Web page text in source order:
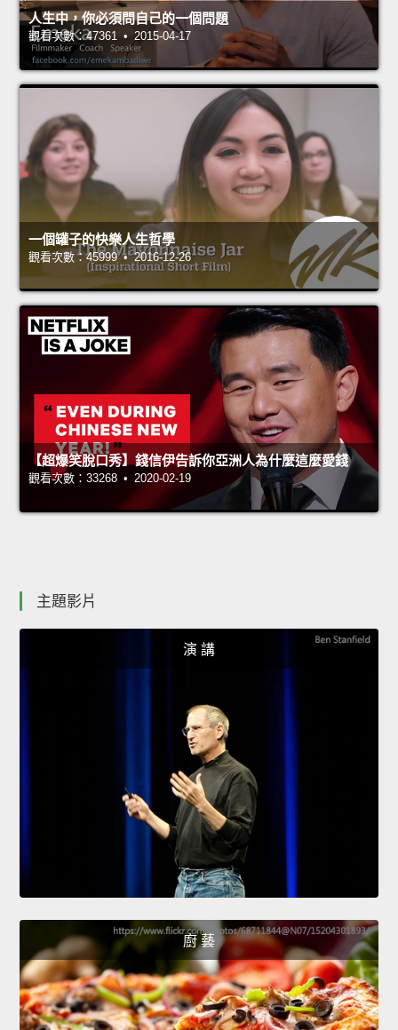
人生中，你必須問自己的一個問題
觀看次數：47361 • 2015-04-17
一個罐子的快樂人生哲學
觀看次數：45999 • 2016-12-26
【超爆笑脫口秀】錢信伊告訴你亞洲人為什麼這麼愛錢
觀看次數：33268 • 2020-02-19
主題影片
演 講
廚 藝